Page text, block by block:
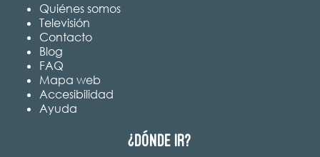
Quiénes somos
Televisión
Contacto
Blog
FAQ
Mapa web
Accesibilidad
Ayuda
¿Dónde ir?